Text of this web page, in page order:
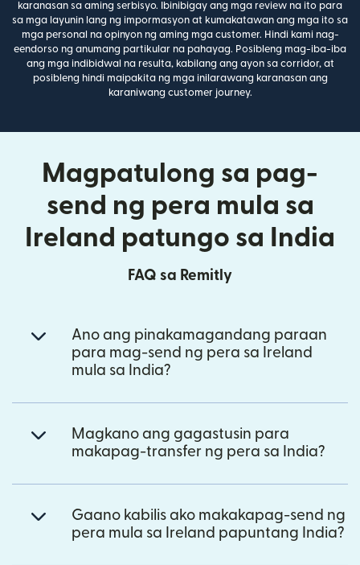
karanasan sa aming serbisyo. Ibinibigay ang mga review na ito para
sa mga layunin lang ng impormasyon at kumakatawan ang mga ito sa
mga personal na opinyon ng aming mga customer. Hindi kami nag-
eendorso ng anumang partikular na pahayag. Posibleng mag-iba-iba
ang mga indibidwal na resulta, kabilang ang ayon sa corridor, at
posibleng hindi maipakita ng mga inilarawang karanasan ang
karaniwang customer journey.
Magpatulong sa pag-
send ng pera mula sa
Ireland patungo sa India
FAQ sa Remitly
Ano ang pinakamagandang paraan
para mag-send ng pera sa Ireland
mula sa India?
Magkano ang gagastusin para
makapag-transfer ng pera sa India?
Gaano kabilis ako makakapag-send ng
pera mula sa Ireland papuntang India?